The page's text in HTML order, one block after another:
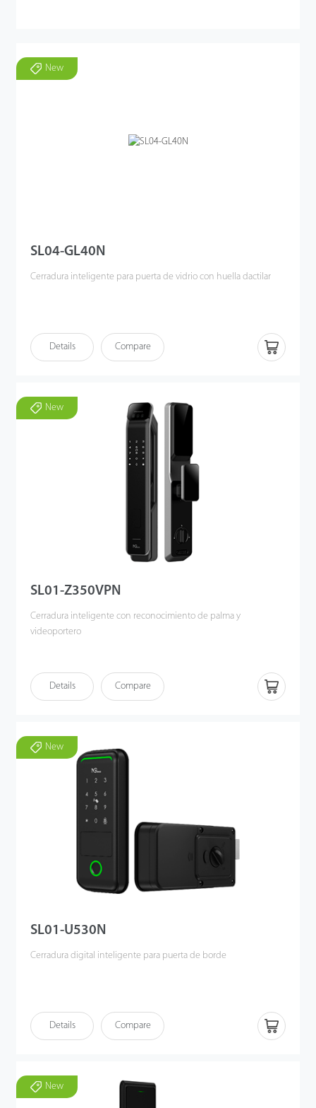
New
SL04-GL40N
Cerradura inteligente para puerta de vidrio con huella dactilar
Details Compare
New
SL01-Z350VPN
Cerradura inteligente con reconocimiento de palma y
videoportero
Details Compare
New
SL01-U530N
Cerradura digital inteligente para puerta de borde
Details Compare
New